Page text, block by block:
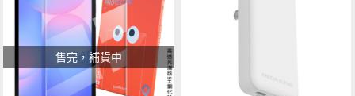
售完，補貨中